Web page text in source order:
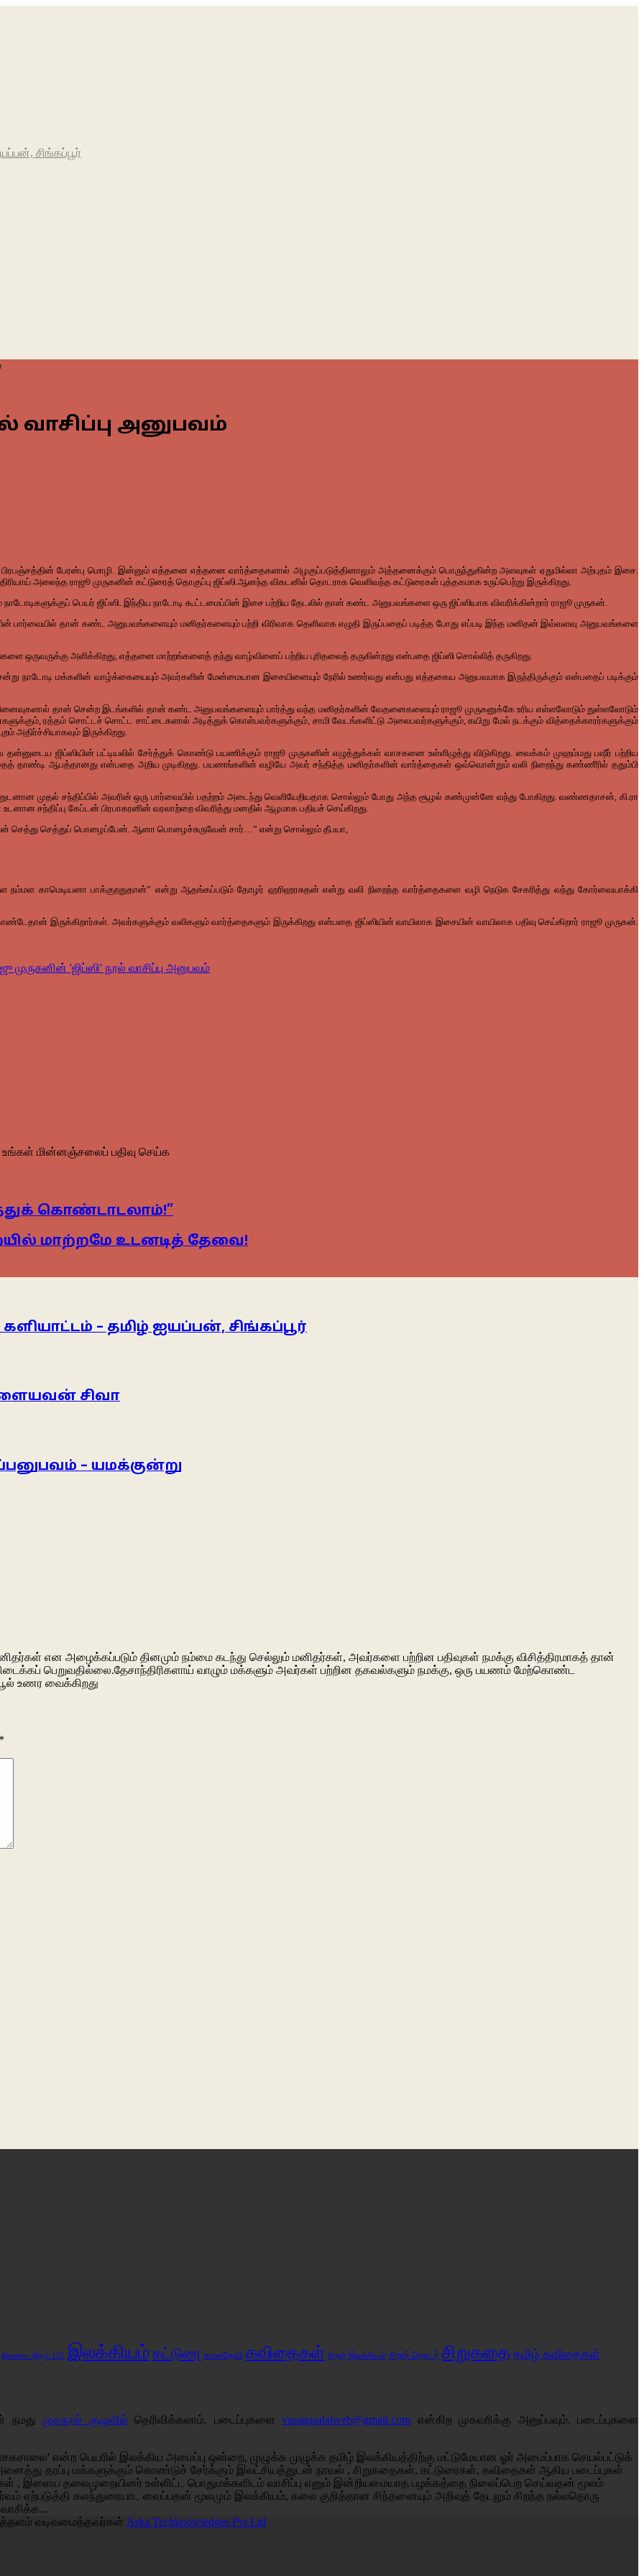
சிங்கப்பூர்
வாசிப்பு அனுபவம்
பேரன்பு மொழி. இன்னும் எத்தனை எத்தனை வார்த்தைகளால் அழகுப்படுத்தினாலும் அத்தனைக்கும் பொருந்துகின்ற அளவுகள் ஏதுமில்லா அற்புதம் இசை.
அலைந்த ராஜூ முருகனின் கட்டுரைத் தொகுப்பு ஜிப்ஸி.ஆனந்த விகடனில் தொடராக வெளிவந்த கட்டுரைகள் புத்தகமாக உருப்பெற்று இருக்கிறது.
பெயர் ஜிப்ஸி. இந்திய நாடோடி கூட்டமைப்பின் இசை பற்றிய தேடலில் தான் கண்ட அனுபவங்களை ஒரு ஜிப்ஸியாக விவரிக்கின்றார் ராஜூ முருகன்.
பார்வையில் தான் கண்ட அனுபவங்களையும் மனிதர்களையும் பற்றி விரிவாக தெளிவாக எழுதி இருப்பதைப் படித்த போது எப்படி இந்த மனிதன் இவ்வளவு அனுபவங்களை
அளிக்கிறது, எத்தனை மாற்றங்களைத் தந்து வாழ்வினைப் பற்றிய புரிதலைத் தருகின்றது என்பதை ஜிப்ஸி சொல்லித் தருகிறது.
நாடோடி மக்களின் வாழ்க்கையையும் அவர்களின் மேன்மையான இசையினையும் நேரில் உணர்வது என்பது எத்தகைய அனுபவமாக இருந்திருக்கும் என்பதைப் படிக்கும்
தான் சென்ற இடங்களில் தான் கண்ட அனுபவங்களையும் பார்த்து வந்த மனிதர்களின் வேதனைகளையும் ராஜூ முருகனுக்கே உரிய எள்ளலோடும் துள்ளலோடும்
ரத்தம் சொட்டச் சொட்ட சாட்டைகளால் அடித்துக் கொள்பவர்களுக்கும், சாமி வேடங்களிட்டு அலைபவர்களுக்கும், கயிறு மேல் நடக்கும் வித்தைக்காரர்களுக்கும்
அதிர்ச்சியாகவும் இருக்கிறது.
ஜிப்ஸியின் பட்டியலில் சேர்த்துக் கொண்டு பயணிக்கும் ராஜூ முருகனின் எழுத்துக்கள் வாசகனை உள்ளிழுத்து விடுகிறது. வைக்கம் முஹம்மது பஷீர் பற்றிய
தாண்டி ஆபத்தானது என்பதை அறிய முடிகிறது. பயணங்களின் வழியே அவர் சந்தித்த மனிதர்களின் வார்த்தைகள் ஒவ்வொன்றும் வலி நிறைந்து கண்ணீரில் ததும்பி
முதல் சந்திப்பில் அவரின் ஒரு பார்வையில் பதற்றம் அடைந்து வெளியேறியதாக சொல்லும் போது அந்த சூழல் கண்முன்னே வந்து போகிறது. வண்ணதாசன், கி.ரா
சந்திப்பு கேப்டன் பிரபாகரனின் வரலாற்றை விவரித்து மனதில் ஆழமாக பதியச் செய்கிறது.
நான் செத்து செத்துப் பொழைப்பேன். ஆனா பொழைச்சுருவேன் சார்…” என்று சொல்லும் தீபயா,
காமெடியனா பாக்குறதுதான்” என்று ஆதங்கப்படும் தோழர் ஹரிஹரசுதன் என்று வலி நிறைந்த வார்த்தைகளை வழி நெடுக சேகரித்து வந்து கோர்வையாக்கி
இருக்கிறார்கள். அவர்களுக்கும் வலிகளும் வார்த்தைகளும் இருக்கிறது என்பதை ஜிப்ஸியின் வாயிலாக இசையின் வாயிலாக பதிவு செய்கிறார் ராஜூ முருகன்.
முருகனின் 'ஜிப்ஸி' நூல் வாசிப்பு அனுபவம்
மின்னஞ்சலைப் பதிவு செய்க
கொண்டாடலாம்!”
மாற்றமே உடனடித் தேவை!
– தமிழ் ஐயப்பன், சிங்கப்பூர்
சிவா
– யமக்குன்று
என அழைக்கப்படும் தினமும் நம்மை கடந்து செல்லும் மனிதர்கள், அவர்களை பற்றின பதிவுகள் நமக்கு விசித்திரமாகத் தான்
பெறுவதில்லை.தேசாந்திரிகளாய் வாழும் மக்களும் அவர்கள் பற்றின தகவல்களும் நமக்கு, ஒரு பயணம் மேற்கொண்ட
உணர வைக்கிறது
*
இணைய இதழ் 125 இலக்கியம்கட்டுரை கமலதேவி கவிதைகள் சிறார் இலக்கியம் சிறார் தொடர் சிறுகதை தமிழ் கவிதைகள்
நமதுமுகநூல் குழுவில் தெரிவிக்கலாம். படைப்புகளைvasagasalaiweb@gmail.com என்கிற முகவரிக்கு அனுப்பவும். படைப்புகளை
என்ற பெயரில் இலக்கிய அமைப்பு ஒன்றை, முழுக்க முழுக்க தமிழ் இலக்கியத்திற்கு மட்டுமேயான ஓர் அமைப்பாக செயல்பட்டுக்
தரப்பு மக்களுக்கும் கொண்டுச் சேர்க்கும் இலட்சியத்துடன் நாவல் , சிறுகதைகள், கட்டுரைகள், கவிதைகள் ஆகிய படைப்புகள்
, இளைய தலைமுறையினர் உள்ளிட்ட பொதுமக்களிடம் வாசிப்பு எனும் இன்றியமையாத பழக்கத்தை நிலைப்பெற செய்வதன் மூலம்
ஏற்படுத்தி கலந்துரையாட வைப்பதன் மூலமும் இலக்கியம், கலை குறித்தான சிந்தனையும் அறிவுத் தேடலும் சிறந்த நல்லதொரு
வடிவமைத்தவர்கள் Arka Techknowledges Pvt Ltd